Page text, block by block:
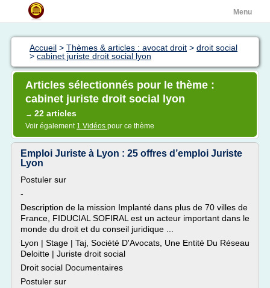
Menu
Accueil > Thèmes & articles : avocat droit > droit social
> cabinet juriste droit social lyon
Articles sélectionnés pour le thème :
cabinet juriste droit social lyon
→ 22 articles
Voir également 1 Vidéos pour ce thème
Emploi Juriste à Lyon : 25 offres d’emploi Juriste
Lyon
Postuler sur
-
Description de la mission Implanté dans plus de 70 villes de
France, FIDUCIAL SOFIRAL est un acteur important dans le
monde du droit et du conseil juridique ...
Lyon | Stage | Taj, Société D'Avocats, Une Entité Du Réseau
Deloitte | Juriste droit social
Droit social Documentaires
Postuler sur